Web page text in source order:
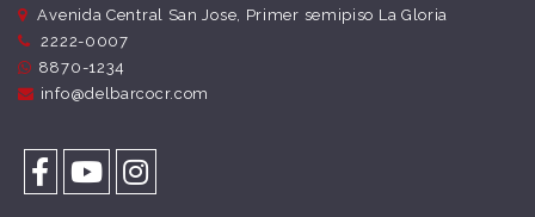
Avenida Central San Jose, Primer semipiso La Gloria
2222-0007
8870-1234
info@delbarcocr.com